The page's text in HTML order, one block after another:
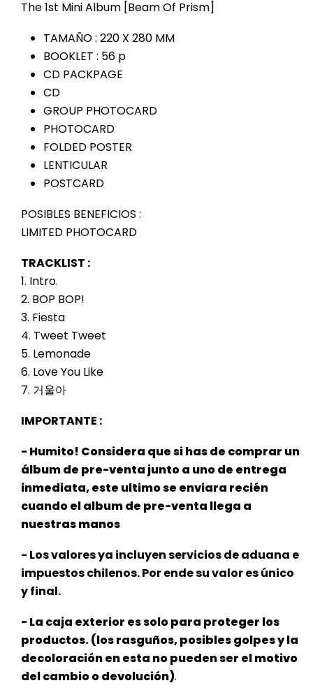
The 1st Mini Album [Beam Of Prism]
TAMAÑO : 220 X 280 MM
BOOKLET : 56 p
CD PACKPAGE
CD
GROUP PHOTOCARD
PHOTOCARD
FOLDED POSTER
LENTICULAR
POSTCARD
POSIBLES BENEFICIOS :
LIMITED PHOTOCARD
TRACKLIST :
1. Intro.
2. BOP BOP!
3. Fiesta
4. Tweet Tweet
5. Lemonade
6. Love You Like
7. 거울아
IMPORTANTE :
- Humito! Considera que si has de comprar un
álbum de pre-venta junto a uno de entrega
inmediata, este ultimo se enviara recién
cuando el album de pre-venta llega a
nuestras manos
- Los valores ya incluyen servicios de aduana e
impuestos chilenos. Por ende su valor es único
y final.
- La caja exterior es solo para proteger los
productos. (los rasguños, posibles golpes y la
decoloración en esta no pueden ser elmotivo
del cambio o devolución).